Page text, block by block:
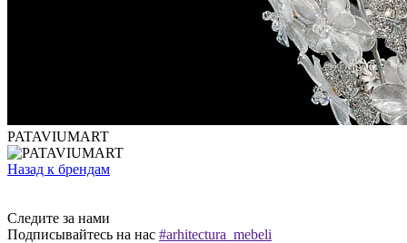
PATAVIUMART
Назад к брендам
Следите за нами
Подписывайтесь на нас #arhitectura_mebeli